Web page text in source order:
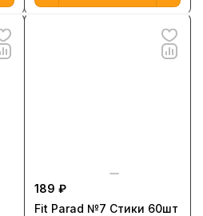
189 ₽
Fit Parad №7 Стики 60шт